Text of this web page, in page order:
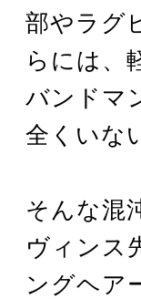
部やラグ
らには、
バンドマ
全くいな
そんな混
ヴィンス
ングヘア